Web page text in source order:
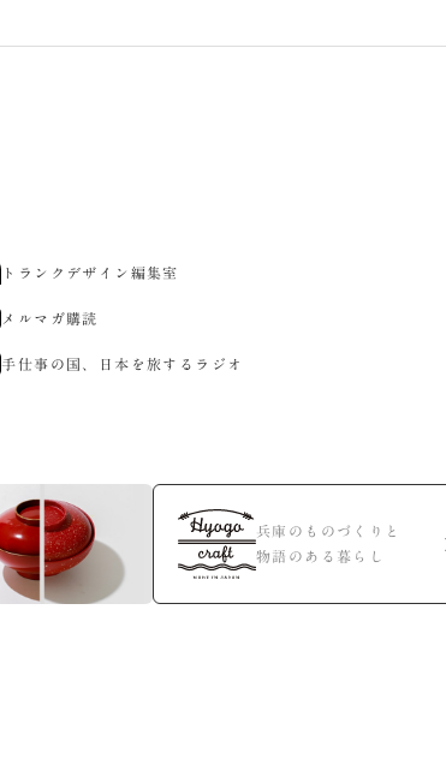
トランクデザイン編集室
メルマガ購読
手仕事の国、日本を旅するラジオ
兵庫のものづくりと
物語のある暮らし